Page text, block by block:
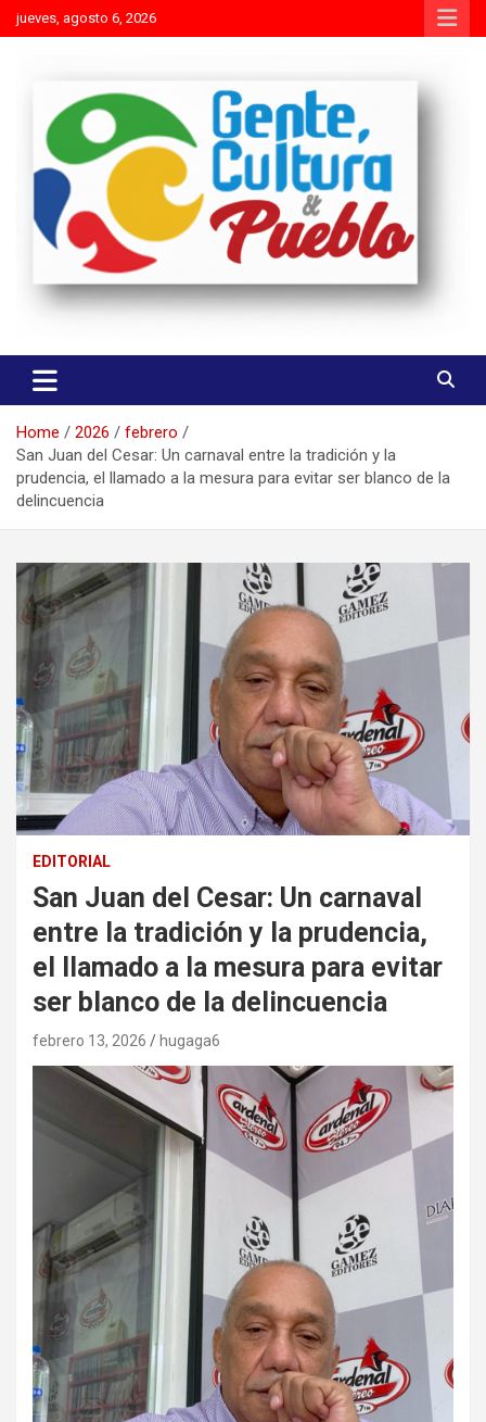
Skip
to
jueves, agosto 6, 2026
Gente Cultura y Pueblo
Home 2026
febrero
San Juan del Cesar: Un carnaval entre la tradición y la
prudencia, el llamado a la mesura para evitar ser blanco de la
delincuencia
EDITORIAL
San Juan del Cesar: Un carnaval
entre la tradición y la prudencia,
el llamado a la mesura para evitar
ser blanco de la delincuencia
febrero 13, 2026 hugaga6